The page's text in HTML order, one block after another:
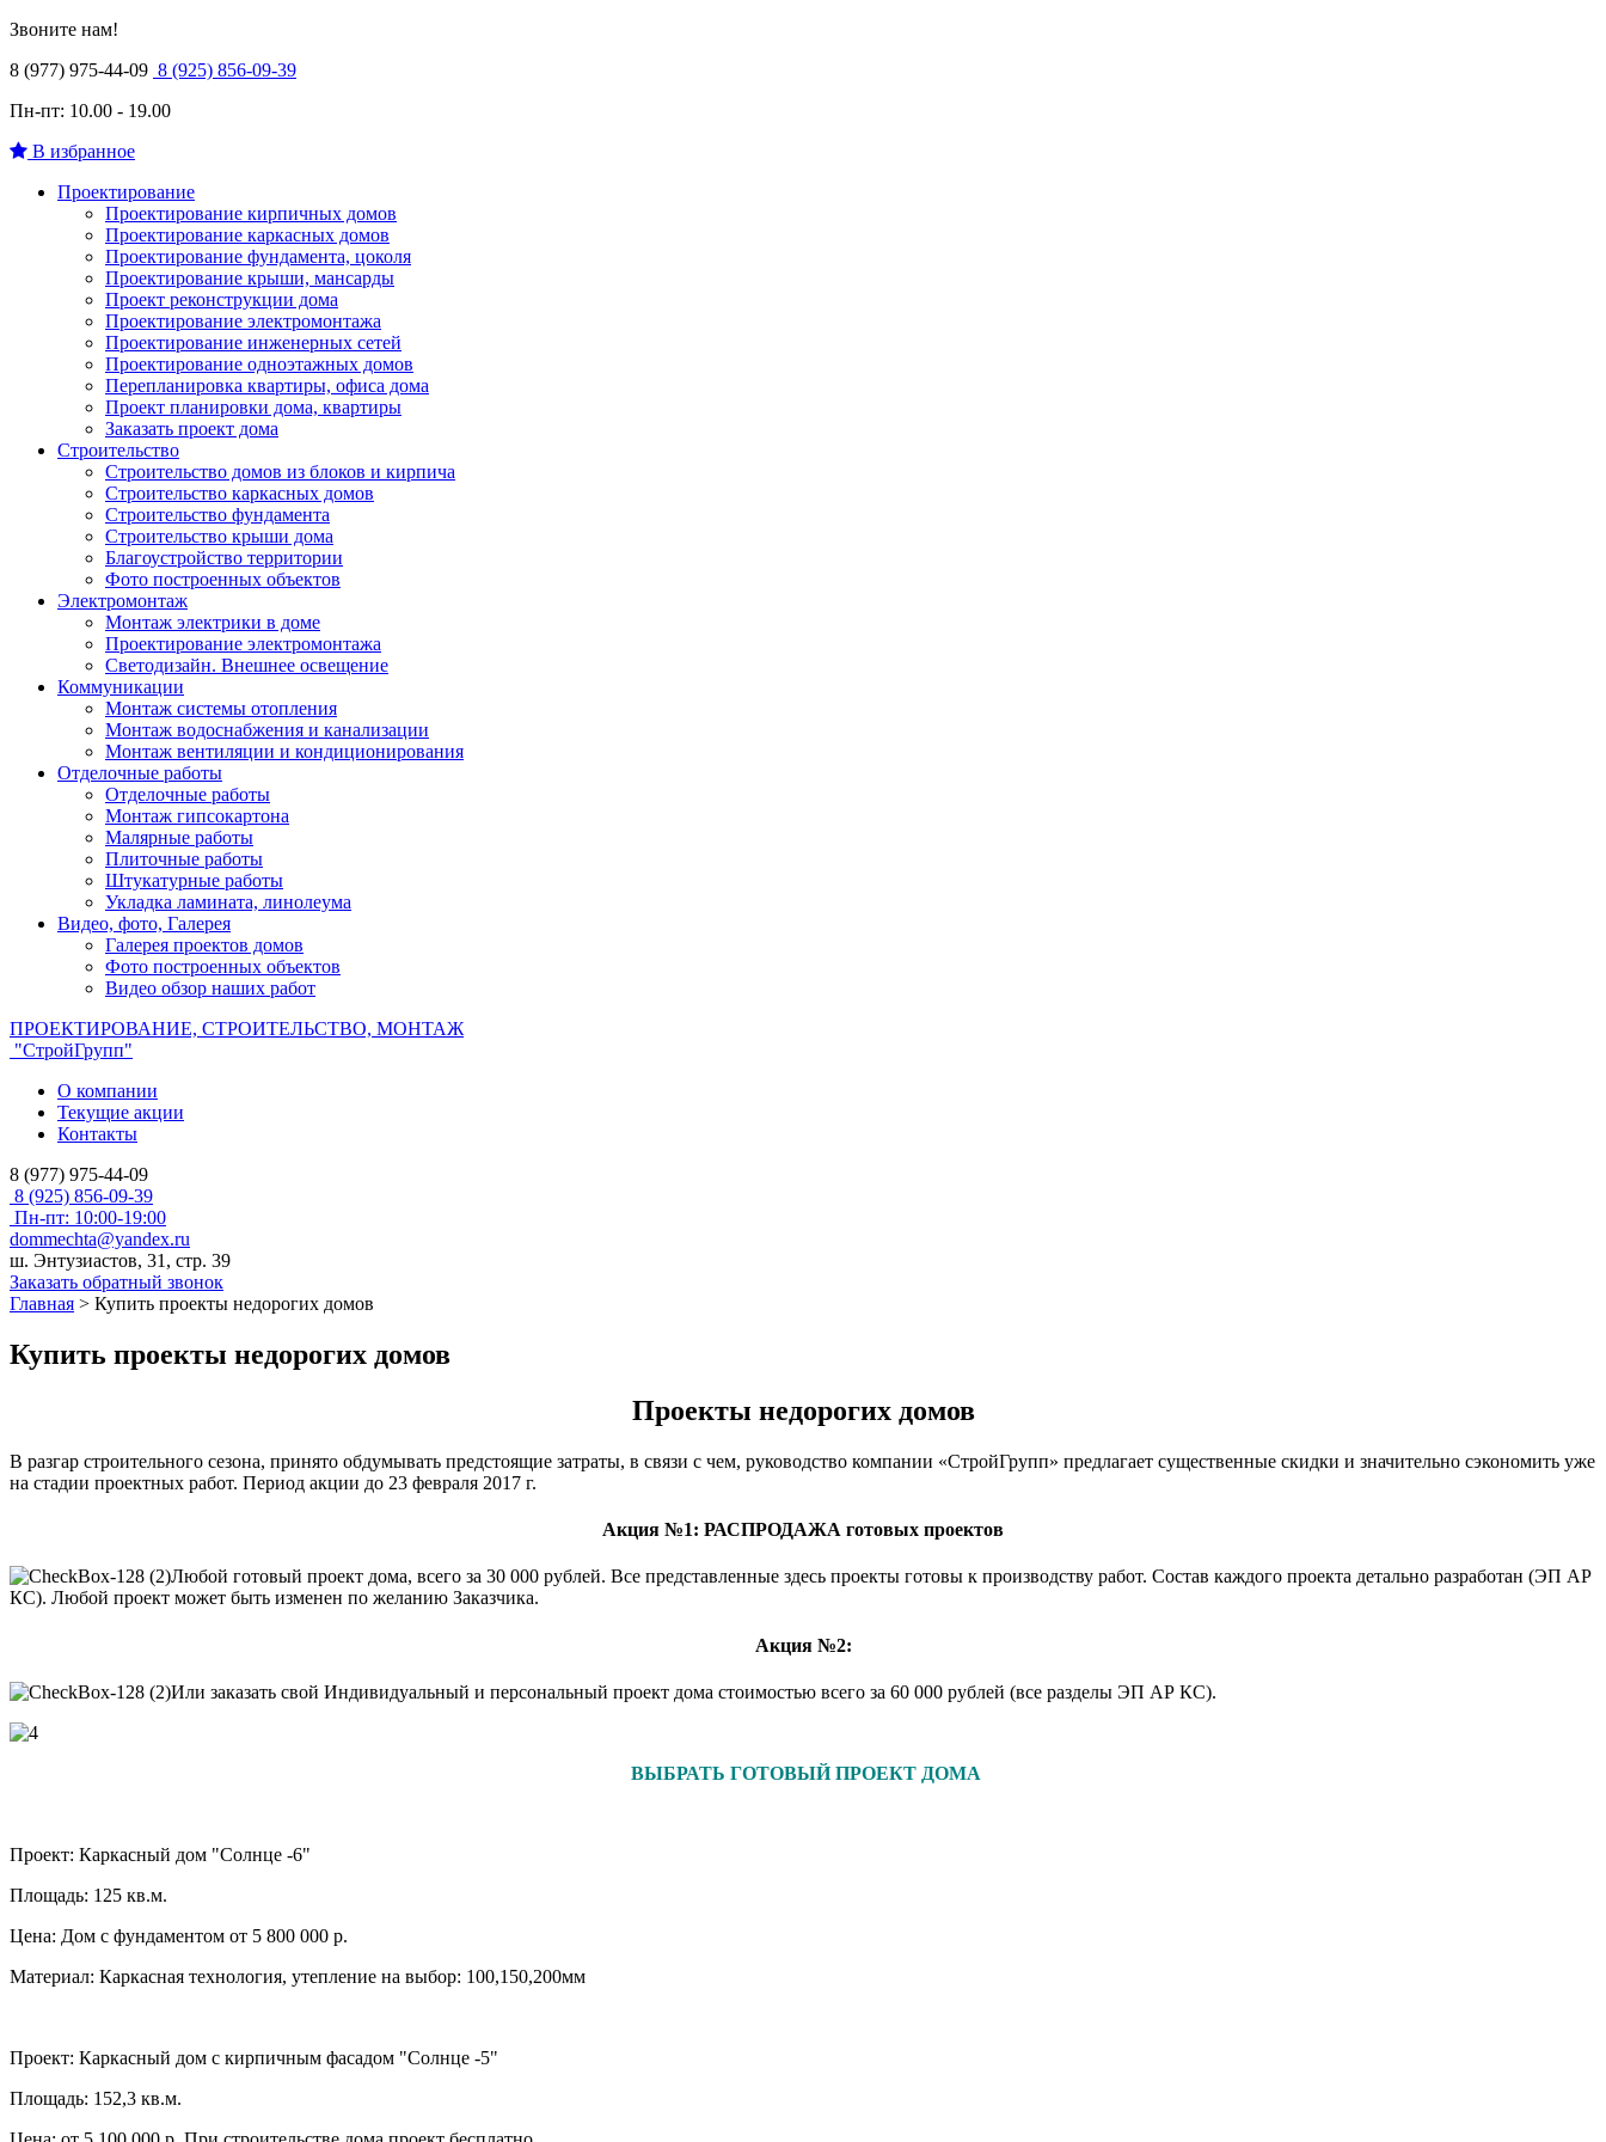
Звоните нам!
8 (977) 975-44-09 8 (925) 856-09-39
Пн-пт: 10.00 - 19.00
В избранное
Проектирование
Проектирование кирпичных домов
Проектирование каркасных домов
Проектирование фундамента, цоколя
Проектирование крыши, мансарды
Проект реконструкции дома
Проектирование электромонтажа
Проектирование инженерных сетей
Проектирование одноэтажных домов
Перепланировка квартиры, офиса дома
Проект планировки дома, квартиры
Заказать проект дома
Строительство
Строительство домов из блоков и кирпича
Строительство каркасных домов
Строительство фундамента
Строительство крыши дома
Благоустройство территории
Фото построенных объектов
Электромонтаж
Монтаж электрики в доме
Проектирование электромонтажа
Светодизайн. Внешнее освещение
Коммуникации
Монтаж системы отопления
Монтаж водоснабжения и канализации
Монтаж вентиляции и кондиционирования
Отделочные работы
Отделочные работы
Монтаж гипсокартона
Малярные работы
Плиточные работы
Штукатурные работы
Укладка ламината, линолеума
Видео, фото, Галерея
Галерея проектов домов
Фото построенных объектов
Видео обзор наших работ
ПРОЕКТИРОВАНИЕ, СТРОИТЕЛЬСТВО, МОНТАЖ
"СтройГрупп"
О компании
Текущие акции
Контакты
8 (977) 975-44-09
8 (925) 856-09-39
Пн-пт: 10:00-19:00
dommechta@yandex.ru
ш. Энтузиастов, 31, стр. 39
Заказать обратный звонок
Главная > Купить проекты недорогих домов
Купить проекты недорогих домов
Проекты недорогих домов
В разгар строительного сезона, принято обдумывать предстоящие затраты, в связи с чем, руководство компании «СтройГрупп» предлагает существенные скидки и значительно сэкономить уже
на стадии проектных работ. Период акции до 23 февраля 2017 г.
Акция №1: РАСПРОДАЖА готовых проектов
Любой готовый проект дома, всего за 30 000 рублей. Все представленные здесь проекты готовы к производству работ. Состав каждого проекта детально разработан (ЭП АР
КС). Любой проект может быть изменен по желанию Заказчика.
Акция №2:
Или заказать свой Индивидуальный и персональный проект дома стоимостью всего за 60 000 рублей (все разделы ЭП АР КС).
ВЫБРАТЬ ГОТОВЫЙ ПРОЕКТ ДОМА
Проект: Каркасный дом "Солнце -6"
Площадь: 125 кв.м.
Цена: Дом с фундаментом от 5 800 000 р.
Материал: Каркасная технология, утепление на выбор: 100,150,200мм
Проект: Каркасный дом с кирпичным фасадом "Солнце -5"
Площадь: 152,3 кв.м.